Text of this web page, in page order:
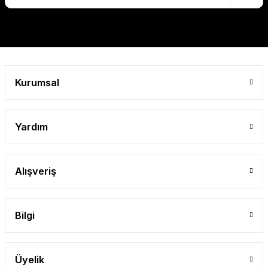
Kurumsal
Yardım
Alışveriş
Bilgi
Üyelik